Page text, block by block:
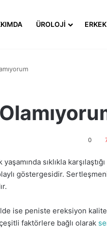
ÜROLOJI
0
sıklıkla
göstergesidir.
ise peniste ereksiyon
faktörlere bağlı olarak